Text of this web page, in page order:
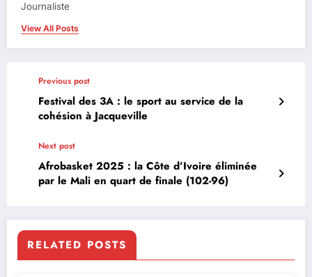
Journaliste
View All Posts
Previous post
Festival des 3A : le sport au service de la
cohésion à Jacqueville
Next post
Afrobasket 2025 : la Côte d’Ivoire éliminée
par le Mali en quart de finale (102-96)
RELATED POSTS